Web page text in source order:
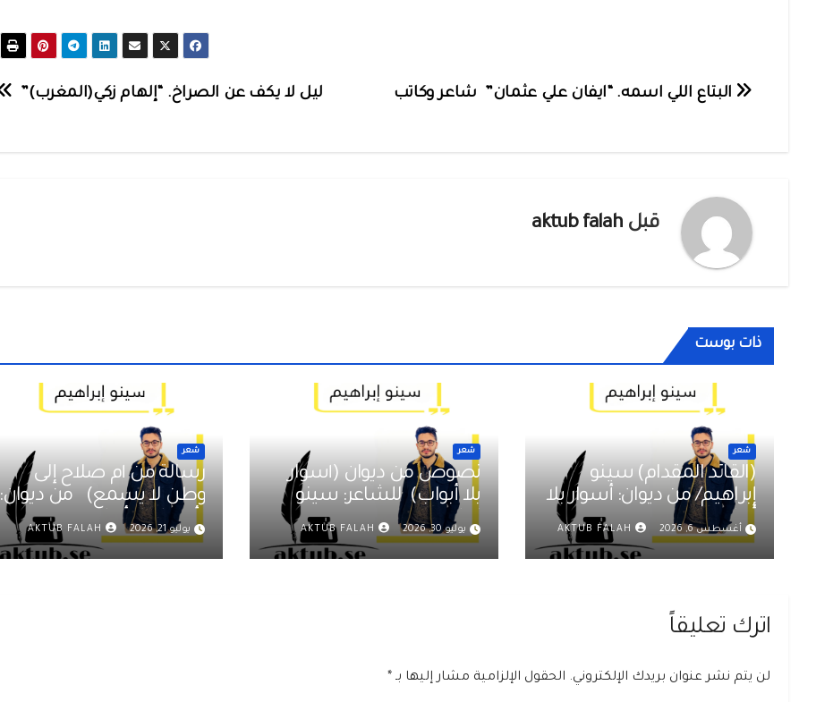
تصفّح
ليل لا يكف عن الصراخ. “إلهام زكي(المغرب)” البتاع اللي اسمه. “ايفان علي عثمان” شاعر وكاتب
قبلaktub falah
ذات بوست
شعر
(القائد المقدام) سينو
إبراهيم/ من ديوان: أسوار بلا
أبوابأغسطس 6, 2026 AKTUB FALAH
شعر
نصوص من ديوان (أسوار
بلا أبواب) للشاعر: سينو
إبراهيم
يوليو 30, 2026 AKTUB FALAH
شعر
رسالة من أم صلاح إلى
وطن لا يسمع) من ديوان:
(أسوار بلا أبواب) سينو
إبراهيم
يوليو 21, 2026 AKTUB FALAH
اترك تعليقاً
لن يتم نشر عنوان بريدك الإلكتروني. الحقول الإلزامية مشار إليها بـ *